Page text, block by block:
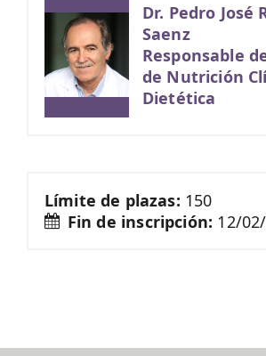
Dr. Pedro José
Saenz
Responsable
de Nutrición
Dietética
Límite de plazas: 150
Fin de inscripción: 12/